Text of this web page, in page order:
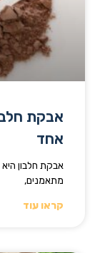
אבקת
אחד
אבקת חלבון
מתאמנים,
קראו עוד